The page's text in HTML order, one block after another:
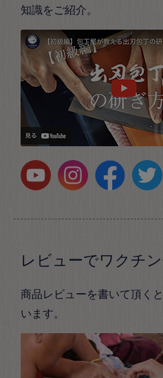
知識をご紹介。
レビューでワクチ
商品レビューを書いて頂く
います。